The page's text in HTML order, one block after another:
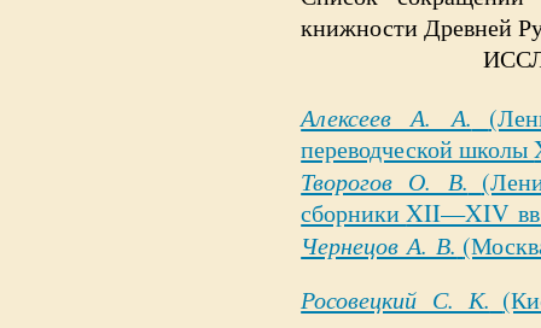
книжности Древней
Алексеев А. А.
переводческой школы
Творогов О. В.
сборникиXII—XIV вв.
Чернецов А. В.
Росовецкий С. К.